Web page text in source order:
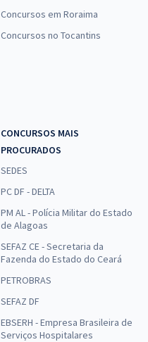
Concursos em Roraima
Concursos no Tocantins
CONCURSOS MAIS
PROCURADOS
SEDES
PC DF - DELTA
PM AL - Polícia Militar do Estado
de Alagoas
SEFAZ CE - Secretaria da
Fazenda do Estado do Ceará
PETROBRAS
SEFAZ DF
EBSERH - Empresa Brasileira de
Serviços Hospitalares